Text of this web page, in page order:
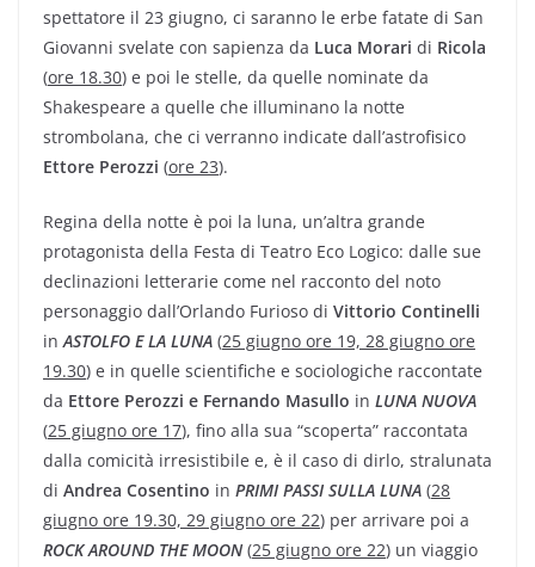
spettatore il 23 giugno, ci saranno le erbe fatate di San
Giovanni svelate con sapienza da Luca Morari di Ricola
(ore 18.30) e poi le stelle, da quelle nominate da
Shakespeare a quelle che illuminano la notte
strombolana, che ci verranno indicate dall’astrofisico
Ettore Perozzi (ore 23).
Regina della notte è poi la luna, un’altra grande
protagonista della Festa di Teatro Eco Logico: dalle sue
declinazioni letterarie come nel racconto del noto
personaggio dall’Orlando Furioso di Vittorio Continelli
inASTOLFO E LA LUNA (25 giugno ore 19, 28 giugno ore
19.30) e in quelle scientifiche e sociologiche raccontate
da Ettore Perozzi e Fernando Masullo in LUNA NUOVA
(25 giugno ore 17), fino alla sua “scoperta” raccontata
dalla comicità irresistibile e, è il caso di dirlo, stralunata
di Andrea Cosentino in PRIMI PASSI SULLA LUNA (28
giugno ore 19.30, 29 giugno ore 22) per arrivare poi a
ROCK AROUND THE MOON(25 giugno ore 22) un viaggio